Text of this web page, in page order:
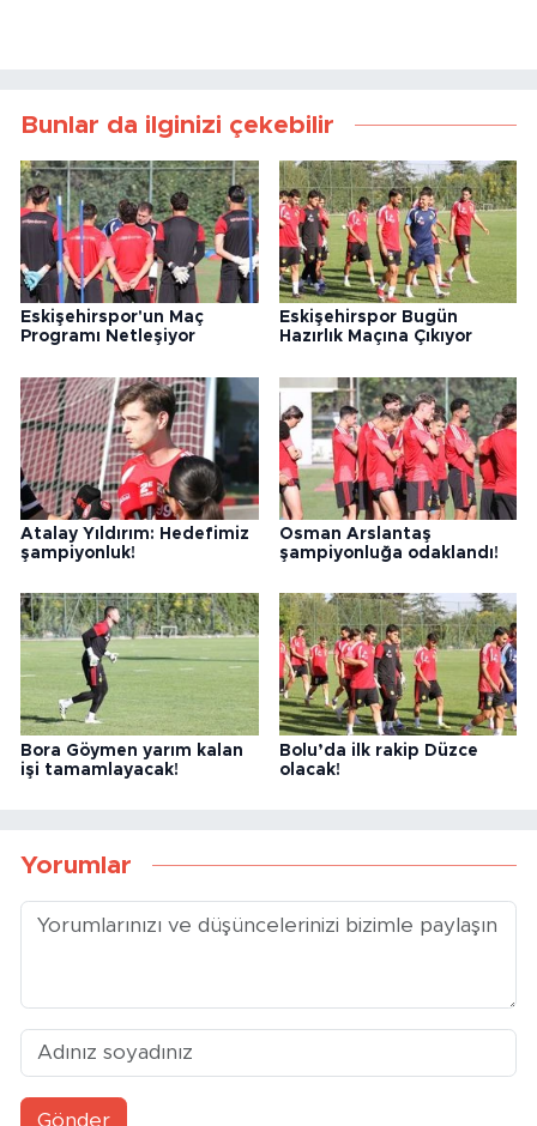
Bunlar da ilginizi çekebilir
Eskişehirspor'un Maç
Programı Netleşiyor
Eskişehirspor Bugün
Hazırlık Maçına Çıkıyor
Atalay Yıldırım: Hedefimiz
şampiyonluk!
Osman Arslantaş
şampiyonluğa odaklandı!
Bora Göymen yarım kalan
işi tamamlayacak!
Bolu’da ilk rakip Düzce
olacak!
Yorumlar
Gönder